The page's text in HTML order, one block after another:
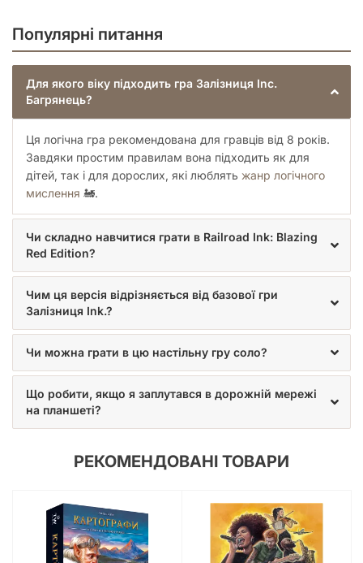
Популярні питання
Для якого віку підходить гра Залізниця Inc.
Багрянець?
Ця логічна гра рекомендована для гравців від 8 років.
Завдяки простим правилам вона підходить як для
дітей, так і для дорослих, які люблять жанр логічного
мислення 🚂.
Чи складно навчитися грати в Railroad Ink: Blazing
Red Edition?
Чим ця версія відрізняється від базової гри
Залізниця Ink.?
Чи можна грати в цю настільну гру соло?
Що робити, якщо я заплутався в дорожній мережі
на планшеті?
РЕКОМЕНДОВАНІ ТОВАРИ